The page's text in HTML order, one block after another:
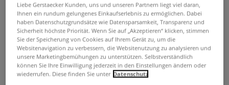
MILAN® Mäppchen, rund
0 Bewertungen
Kompakt, robust und stilvoll: Das runde MILAN® Mäppchen
Liebe Gerstaecker Kunden, uns und unseren Partnern liegt viel daran,
Ihnen ein rundum gelungenes Einkaufserlebnis zu ermöglichen. Dabei
haben Datenschutzgrundsätze wie Datensparsamkeit, Transparenz und
Sicherheit höchste Priorität. Wenn Sie auf „Akzeptieren“ klicken, stimmen
Sie der Speicherung von Cookies auf Ihrem Gerät zu, um die
Websitenavigation zu verbessern, die Websitenutzung zu analysieren und
unsere Marketingbemühungen zu unterstützen. Selbstverständlich
können Sie Ihre Einwilligung jederzeit in den Einstellungen ändern oder
wiederrufen. Diese finden Sie unter Datenschutz